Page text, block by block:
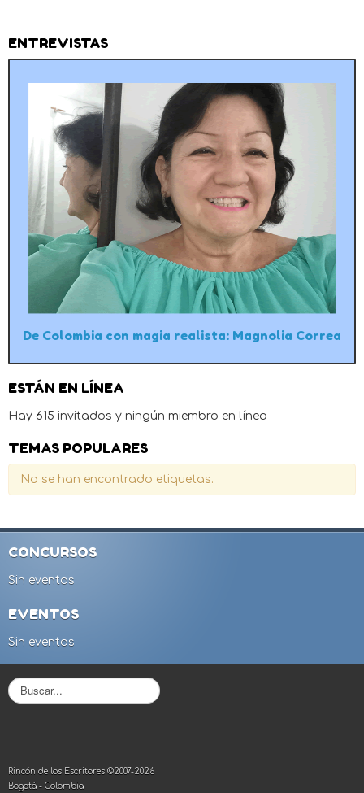
ENTREVISTAS
De Colombia con magia realista: Magnolia Correa
ESTÁN EN LÍNEA
Hay 615 invitados y ningún miembro en línea
TEMAS POPULARES
No se han encontrado etiquetas.
CONCURSOS
Sin eventos
EVENTOS
Sin eventos
B
u
r
.
Rincón de los Escritores ©2007-2026
Bogotá - Colombia